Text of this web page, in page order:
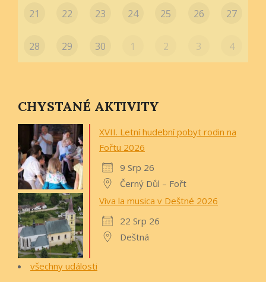
21 22 23 24 25 26 27
28 29 30 1 2 3 4
CHYSTANÉ AKTIVITY
XVII. Letní hudební pobyt rodin na
Fořtu 2026
9 Srp 26
Černý Důl – Fořt
Viva la musica v Deštné 2026
22 Srp 26
Deštná
všechny události